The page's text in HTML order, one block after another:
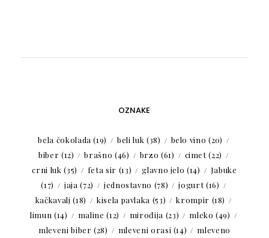
OZNAKE
bela čokolada (19) beli luk (38) belo vino (20)
biber (12) brašno (46) brzo (61) cimet(22)
crni luk (35) feta sir (13) glavno jelo (14)
Jabuke
(17)
jaja (72) jednostavno (78) jogurt(16)
kačkavalj (18) kisela pavlaka (53) krompir (18)
limun (14) maline (12) mirođija (23) mleko (49)
mleveni biber (28) mleveni orasi (14) mleveno